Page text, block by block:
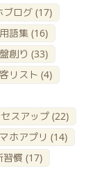
ブログ (17)
語集 (16)
創り (33)
リスト (4)
スアップ (22)
ホアプリ (14)
習慣 (17)